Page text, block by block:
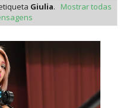
Garcia revela como
da empresa
Giulia.
Mostrar todas